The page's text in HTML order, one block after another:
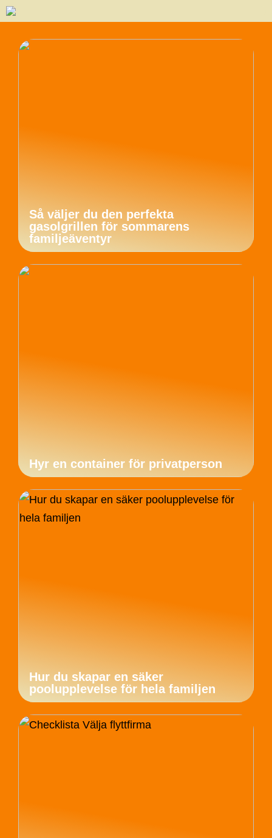
Så väljer du den perfekta
gasolgrillen för sommarens
familjeäventyr
Hyr en container för privatperson
Hur du skapar en säker
poolupplevelse för hela familjen